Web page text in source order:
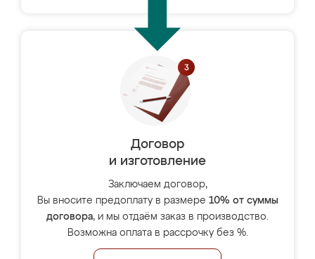
Договор
и изготовление
Заключаем договор,
Вы вносите предоплату в размере 10% от суммы
договора, и мы отдаём заказ в производство.
Возможна оплата в рассрочку без %.